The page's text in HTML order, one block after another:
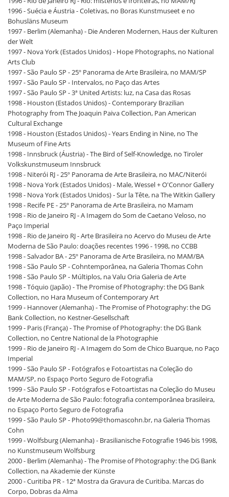
1996 - Suécia e Áustria - Coletivas, no Boras Kunstmuseet e no
Bohusläns Museum
1997 - Berlim (Alemanha) - Die Anderen Modernen, Haus der Kulturen
der Welt
1997 - Nova York (Estados Unidos) - Hope Photographs, no National
Arts Club
1997 - São Paulo SP - 25º Panorama de Arte Brasileira, no MAM/SP
1997 - São Paulo SP - Intervalos, no Paço das Artes
1997 - São Paulo SP - 3ª United Artists: luz, na Casa das Rosas
1998 - Houston (Estados Unidos) - Contemporary Brazilian
Photography from The Joaquin Paiva Collection, Pan American
Cultural Exchange
1998 - Houston (Estados Unidos) - Years Ending in Nine, no The
Museum of Fine Arts
1998 - Innsbruck (Áustria) - The Bird of Self-Knowledge, no Tiroler
Volkskunstmuseum Innsbruck
1998 - Niterói RJ - 25º Panorama de Arte Brasileira, no MAC/Niterói
1998 - Nova York (Estados Unidos) - Male, Wessel + O'Connor Gallery
1998 - Nova York (Estados Unidos) - Sur la Tête, na The Witkin Gallery
1998 - Recife PE - 25º Panorama de Arte Brasileira, no Mamam
1998 - Rio de Janeiro RJ - A Imagem do Som de Caetano Veloso, no
Paço Imperial
1998 - Rio de Janeiro RJ - Arte Brasileira no Acervo do Museu de Arte
Moderna de São Paulo: doações recentes 1996 - 1998, no CCBB
1998 - Salvador BA - 25º Panorama de Arte Brasileira, no MAM/BA
1998 - São Paulo SP - Cohntemporânea, na Galeria Thomas Cohn
1998 - São Paulo SP - Múltiplos, na Valu Oria Galeria de Arte
1998 - Tóquio (Japão) - The Promise of Photography: the DG Bank
Collection, no Hara Museum of Contemporary Art
1999 - Hannover (Alemanha) - The Promise of Photography: the DG
Bank Collection, no Kestner-Gesellschaft
1999 - Paris (França) - The Promise of Photography: the DG Bank
Collection, no Centre National de la Photographie
1999 - Rio de Janeiro RJ - A Imagem do Som de Chico Buarque, no Paço
Imperial
1999 - São Paulo SP - Fotógrafos e Fotoartistas na Coleção do
MAM/SP, no Espaço Porto Seguro de Fotografia
1999 - São Paulo SP - Fotógrafos e Fotoartistas na Coleção do Museu
de Arte Moderna de São Paulo: fotografia contemporânea brasileira,
no Espaço Porto Seguro de Fotografia
1999 - São Paulo SP - Photo99@thomascohn.br, na Galeria Thomas
Cohn
1999 - Wolfsburg (Alemanha) - Brasilianische Fotografie 1946 bis 1998,
no Kunstmuseum Wolfsburg
2000 - Berlim (Alemanha) - The Promise of Photography: the DG Bank
Collection, na Akademie der Künste
2000 - Curitiba PR - 12ª Mostra da Gravura de Curitiba. Marcas do
Corpo, Dobras da Alma